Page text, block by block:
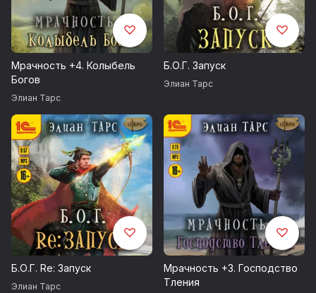
Мрачность +4. Колыбель
Богов
Элиан Тарс
Б.О.Г. Запуск
Элиан Тарс
Б.О.Г. Re: Запуск
Элиан Тарс
Мрачность +3. Господство
Тления